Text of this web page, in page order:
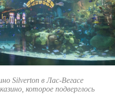
Silverton в Лас-Вегасе
которое подверглось